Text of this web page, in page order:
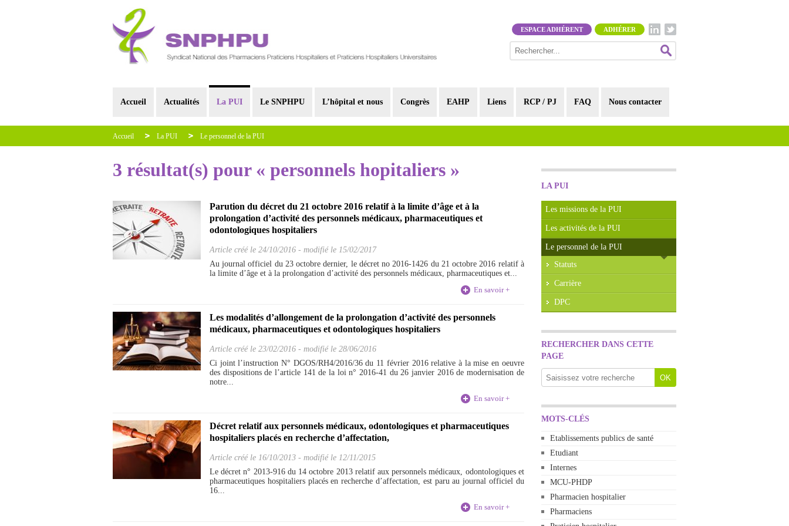
ADHÉRER
ESPACE ADHÉRENT
Accueil Actualités La PUI Le SNPHPU L’hôpital et nous Congrès EAHP Liens RCP / PJ FAQ Nous contacter
Accueil La PUI Le personnel de la PUI
LA PUI
Les missions de la PUI
Les activités de la PUI
Le personnel de la PUI
Statuts
Carrière
DPC
RECHERCHER DANS CETTE
PAGE
MOTS-CLÉS
Etablissements publics de santé
Etudiant
Internes
MCU-PHDP
Pharmacien hospitalier
Pharmaciens
3 résultat(s) pour « personnels hopitaliers »
Parution du décret du 21 octobre 2016 relatif à la limite d’âge et à la
prolongation d’activité des personnels médicaux, pharmaceutiques et
odontologiques hospitaliers
Article créé le 24/10/2016 - modifié le 15/02/2017
Au journal officiel du 23 octobre dernier, le décret no 2016-1426 du 21 octobre 2016 relatif à
la limite d’âge et à la prolongation d’activité des personnels médicaux, pharmaceutiques et...
En savoir +
Les modalités d’allongement de la prolongation d’activité des personnels
médicaux, pharmaceutiques et odontologiques hospitaliers
Article créé le 23/02/2016 - modifié le 28/06/2016
Ci joint l’instruction N° DGOS/RH4/2016/36 du 11 février 2016 relative à la mise en oeuvre
des dispositions de l’article 141 de la loi n° 2016-41 du 26 janvier 2016 de modernisation de
notre...
En savoir +
Décret relatif aux personnels médicaux, odontologiques et pharmaceutiques
hospitaliers placés en recherche d’affectation,
Article créé le 16/10/2013 - modifié le 12/11/2015
Le décret n° 2013-916 du 14 octobre 2013 relatif aux personnels médicaux, odontologiques et
pharmaceutiques hospitaliers placés en recherche d’affectation, est paru au journal officiel du
16...
En savoir +